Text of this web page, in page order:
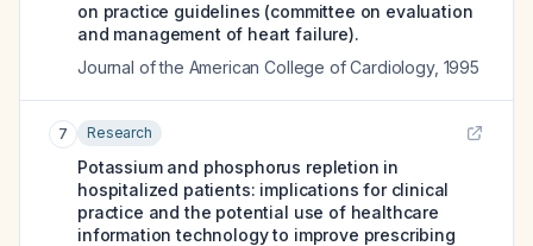
on practice guidelines (committee on evaluation
and management of heart failure).
Journal of the American College of Cardiology, 1995
7 Research
Potassium and phosphorus repletion in
hospitalized patients: implications for clinical
practice and the potential use of healthcare
information technology to improve prescribing